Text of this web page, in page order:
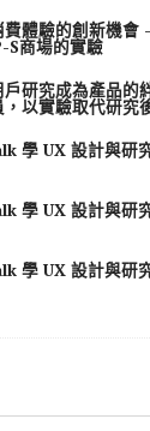
費體驗的創新機會
S商場的實驗
戶研究成為產品
，以實驗取代研究
學 UX 設計與研
學 UX 設計與研
學 UX 設計與研